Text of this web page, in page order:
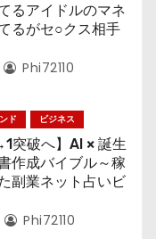
るアイドルのマネ
るがセ○クス相手
Phi72110
ド ビジネス
突破へ】AI × 誕生
作成バイブル～稼
副業ネット占いビ
Phi72110